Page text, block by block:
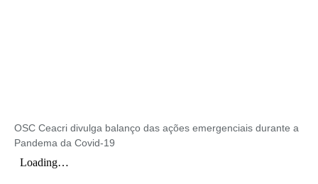
OSC Ceacri divulga balanço das ações emergenciais durante a
Pandema da Covid-19